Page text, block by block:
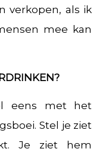
verkopen, als ik
mee kan
eens met het
Stel je ziet
Je ziet hem